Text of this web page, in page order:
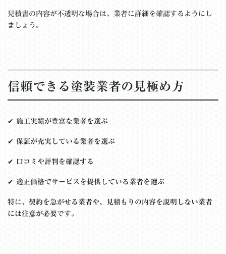
見積書の内容が不透明な場合は、業者に詳細を確認するようにし
ましょう。
信頼できる塗装業者の見極め方
✔ 施工実績が豊富な業者を選ぶ
✔ 保証が充実している業者を選ぶ
✔ 口コミや評判を確認する
✔ 適正価格でサービスを提供している業者を選ぶ
特に、 契約を急がせる業者や、見積もりの内容を説明しない業者
には注意が必要です。